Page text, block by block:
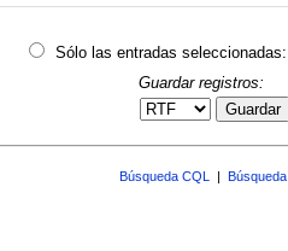
Sólo las entradas seleccionadas:
Guardar registros:
Guardar
Búsqueda CQL